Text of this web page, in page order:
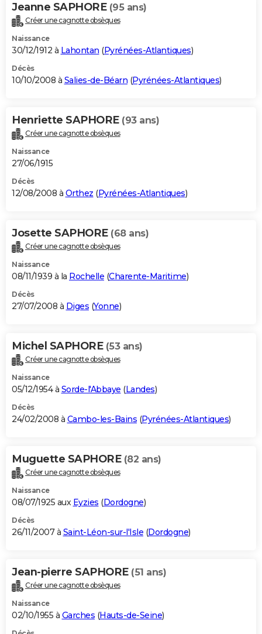
Jeanne SAPHORE (95 ans)
Créer une cagnotte obsèques
Naissance
30/12/1912 à Lahontan (Pyrénées-Atlantiques)
Décès
10/10/2008 à Salies-de-Béarn (Pyrénées-Atlantiques)
Henriette SAPHORE (93 ans)
Créer une cagnotte obsèques
Naissance
27/06/1915
Décès
12/08/2008 à Orthez (Pyrénées-Atlantiques)
Josette SAPHORE (68 ans)
Créer une cagnotte obsèques
Naissance
08/11/1939 à la Rochelle (Charente-Maritime)
Décès
27/07/2008 à Diges (Yonne)
Michel SAPHORE (53 ans)
Créer une cagnotte obsèques
Naissance
05/12/1954 à Sorde-l'Abbaye (Landes)
Décès
24/02/2008 à Cambo-les-Bains (Pyrénées-Atlantiques)
Muguette SAPHORE (82 ans)
Créer une cagnotte obsèques
Naissance
08/07/1925 aux Eyzies (Dordogne)
Décès
26/11/2007 à Saint-Léon-sur-l'Isle (Dordogne)
Jean-pierre SAPHORE (51 ans)
Créer une cagnotte obsèques
Naissance
02/10/1955 à Garches (Hauts-de-Seine)